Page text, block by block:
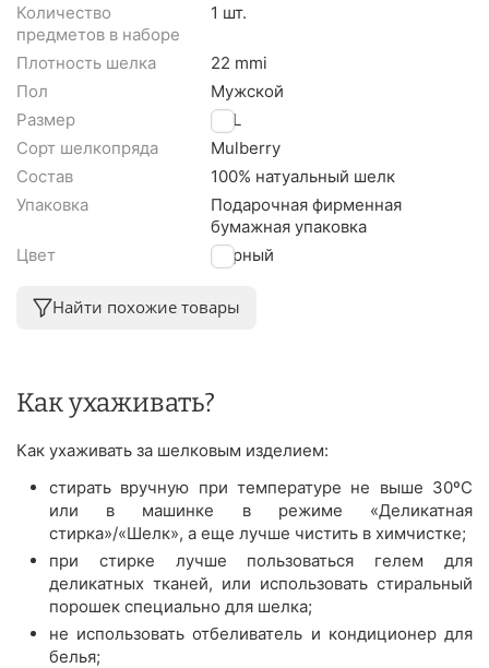
Количество
предметов в наборе
1 шт.
Плотность шелка
22 mmi
Пол
Мужской
Размер
XXL
Сорт шелкопряда
Mulberry
Состав
100% натуальный шелк
Упаковка
Подарочная фирменная
бумажная упаковка
Цвет
Черный
Найти похожие товары
Как ухаживать?
Как ухаживать за шелковым изделием:
стирать вручную при температуре не выше 30ºС
или в машинке в режиме «Деликатная
стирка»/«Шелк», а еще лучше чистить в химчистке;
при стирке лучше пользоваться гелем для
деликатных тканей, или использовать стиральный
порошек специально для шелка;
не использовать отбеливатель и кондиционер для
белья;